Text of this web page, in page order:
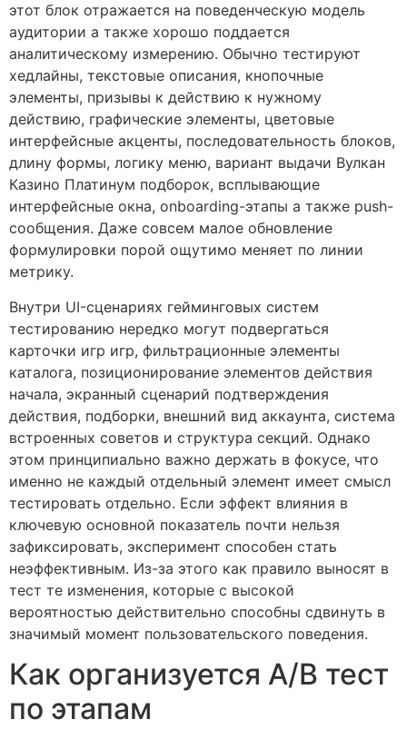
этот блок отражается на поведенческую модель
аудитории а также хорошо поддается
аналитическому измерению. Обычно тестируют
хедлайны, текстовые описания, кнопочные
элементы, призывы к действию к нужному
действию, графические элементы, цветовые
интерфейсные акценты, последовательность блоков,
длину формы, логику меню, вариант выдачи Вулкан
Казино Платинум подборок, всплывающие
интерфейсные окна, onboarding-этапы а также push-
сообщения. Даже совсем малое обновление
формулировки порой ощутимо меняет по линии
метрику.
Внутри UI-сценариях гейминговых систем
тестированию нередко могут подвергаться
карточки игр игр, фильтрационные элементы
каталога, позиционирование элементов действия
начала, экранный сценарий подтверждения
действия, подборки, внешний вид аккаунта, система
встроенных советов и структура секций. Однако
этом принципиально важно держать в фокусе, что
именно не каждый отдельный элемент имеет смысл
тестировать отдельно. Если эффект влияния в
ключевую основной показатель почти нельзя
зафиксировать, эксперимент способен стать
неэффективным. Из-за этого как правило выносят в
тест те изменения, которые с высокой
вероятностью действительно способны сдвинуть в
значимый момент пользовательского поведения.
Как организуется A/B тест
по этапам